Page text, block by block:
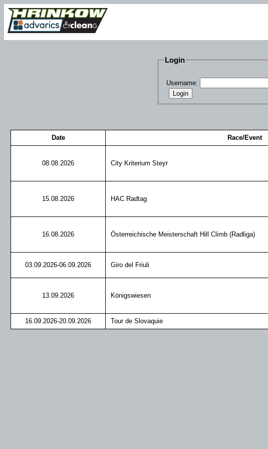
Login
Username:
Login
Date Race/Event
08.08.2026 City Kriterium Steyr
15.08.2026 HAC Radtag
16.08.2026 Österreichische Meisterschaft Hill Climb (Radliga)
03.09.2026-06.09.2026 Giro del Friuli
13.09.2026 Königswiesen
16.09.2026-20.09.2026 Tour de Slovaquie